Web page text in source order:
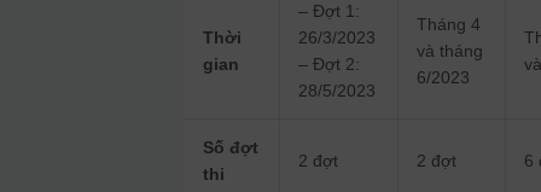
Thời
gian
– Đợt 1:
26/3/2023
– Đợt 2:
28/5/2023
Tháng 4
và tháng
6/2023
Số đợt
thi
2 đợt 2 đợt 6